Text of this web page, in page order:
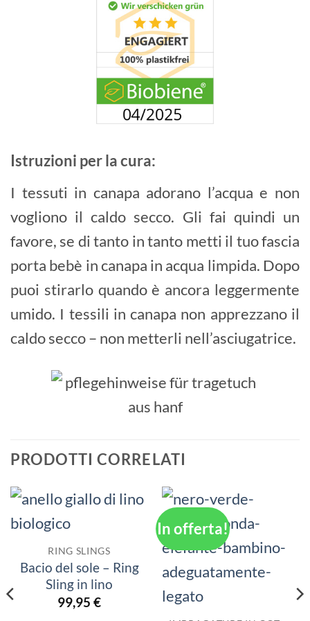
Istruzioni per la cura:
I tessuti in canapa adorano l’acqua e non
vogliono il caldo secco. Gli fai quindi un
favore, se di tanto in tanto metti il tuo fascia
porta bebè in canapa in acqua limpida. Dopo
puoi stirarlo quando è ancora leggermente
umido. I tessili in canapa non apprezzano il
caldo secco – non metterli nell’asciugatrice.
PRODOTTI CORRELATI
RING SLINGS
Bacio del sole – Ring
Sling in lino
99,95 €
In offerta!